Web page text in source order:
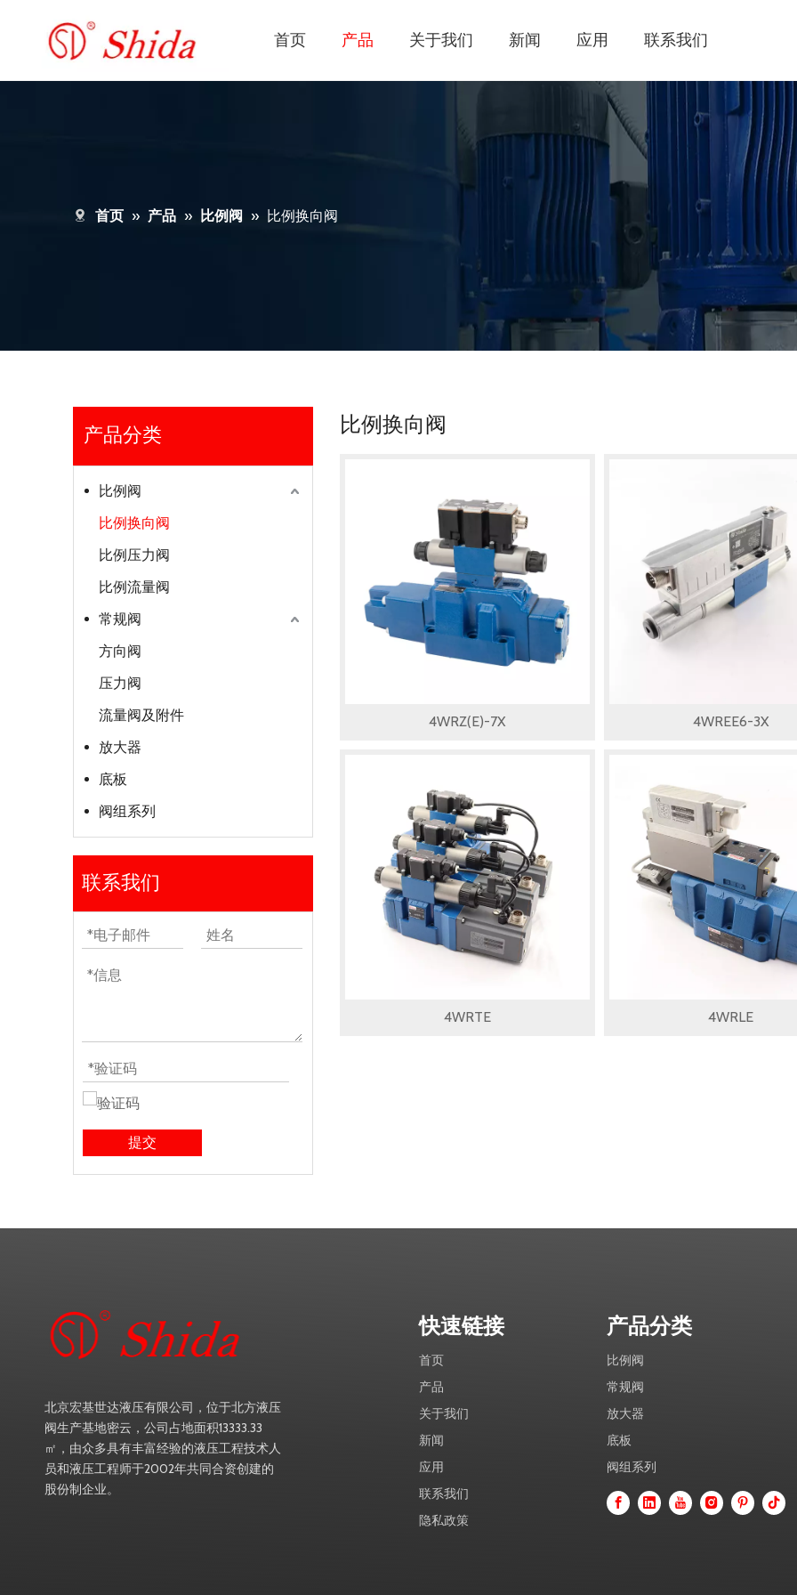
首页 产品 关于我们 新闻 应用 联系我们
首页 » 产品 » 比例阀 » 比例换向阀
产品分类
比例阀
比例换向阀
比例压力阀
比例流量阀
常规阀
方向阀
压力阀
流量阀及附件
放大器
底板
阀组系列
联系我们
提交
比例换向阀
4WRZ(E)-7X 4WREE6-3X
4WRTE 4WRLE
北京宏基世达液压有限公司，位于北方液压
阀生产基地密云，公司占地面积13333.33
㎡，由众多具有丰富经验的液压工程技术人
员和液压工程师于2002年共同合资创建的
股份制企业。
快速链接
首页
产品
关于我们
新闻
应用
联系我们
隐私政策
产品分类
比例阀
常规阀
放大器
底板
阀组系列